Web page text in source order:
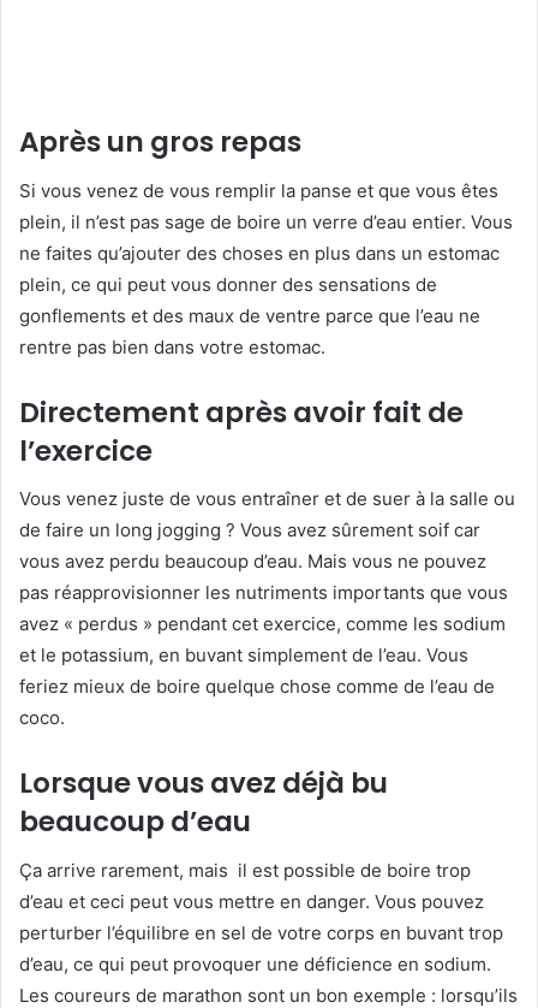
Après un gros repas
Si vous venez de vous remplir la panse et que vous êtes
plein, il n’est pas sage de boire un verre d’eau entier. Vous
ne faites qu’ajouter des choses en plus dans un estomac
plein, ce qui peut vous donner des sensations de
gonflements et des maux de ventre parce que l’eau ne
rentre pas bien dans votre estomac.
Directement après avoir fait de
l’exercice
Vous venez juste de vous entraîner et de suer à la salle ou
de faire un long jogging ? Vous avez sûrement soif car
vous avez perdu beaucoup d’eau. Mais vous ne pouvez
pas réapprovisionner les nutriments importants que vous
avez « perdus » pendant cet exercice, comme les sodium
et le potassium, en buvant simplement de l’eau. Vous
feriez mieux de boire quelque chose comme de l’eau de
coco.
Lorsque vous avez déjà bu
beaucoup d’eau
Ça arrive rarement, mais il est possible de boire trop
d’eau et ceci peut vous mettre en danger. Vous pouvez
perturber l’équilibre en sel de votre corps en buvant trop
d’eau, ce qui peut provoquer une déficience en sodium.
Les coureurs de marathon sont un bon exemple : lorsqu’ils